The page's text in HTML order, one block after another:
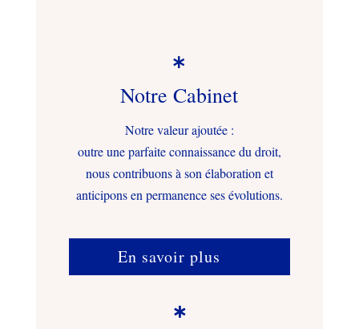

Notre Cabinet
Notre valeur ajoutée :
outre une parfaite connaissance du droit,
nous contribuons à son élaboration et
anticipons en permanence ses évolutions.
En savoir plus
